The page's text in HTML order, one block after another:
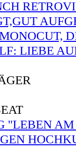
LIEBE
"LEBEN AM